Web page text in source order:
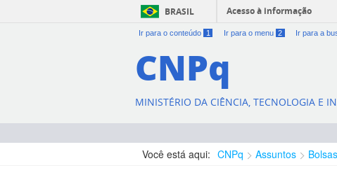
BRASIL Acesso à informação
Ir para o conteúdo 1 Ir para o menu 2 Ir para a
CNPq
MINISTÉRIO DA CIÊNCIA, TECNOLOGIA E
Você está aqui: CNPq Assuntos